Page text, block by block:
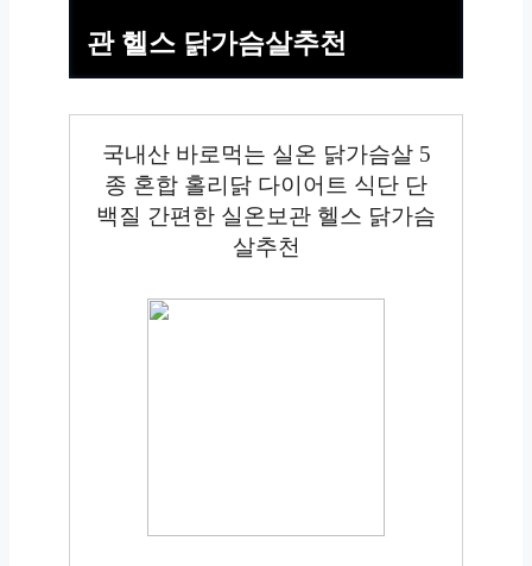
관 헬스 닭가슴살추천
국내산 바로먹는 실온 닭가슴살 5
종 혼합 홀리닭 다이어트 식단 단
백질 간편한 실온보관 헬스 닭가슴
살추천